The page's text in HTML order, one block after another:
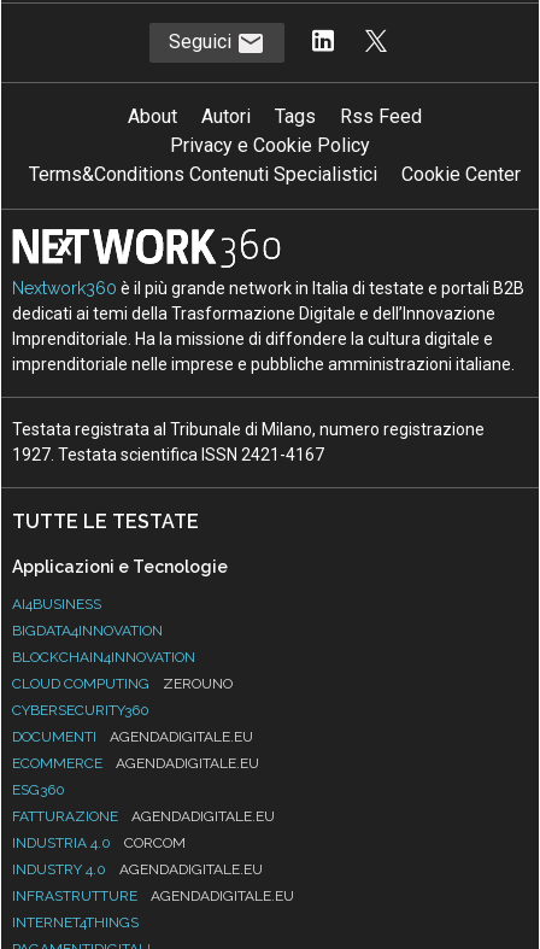
Seguici
About Autori Tags
Rss Feed
Privacy e Cookie Policy
Terms&Conditions Contenuti Specialistici
Cookie Center
Nextwork360 è il più grande network in Italia di testate e portali B2B
dedicati ai temi della Trasformazione Digitale e dell’Innovazione
Imprenditoriale. Ha la missione di diffondere la cultura digitale e
imprenditoriale nelle imprese e pubbliche amministrazioni italiane.
Testata registrata al Tribunale di Milano, numero registrazione
1927. Testata scientifica ISSN 2421-4167
TUTTE LE TESTATE
Applicazioni e Tecnologie
AI4BUSINESS
BIGDATA4INNOVATION
BLOCKCHAIN4INNOVATION
CLOUD COMPUTING
ZEROUNO
CYBERSECURITY360
DOCUMENTI
AGENDADIGITALE.EU
ECOMMERCE
AGENDADIGITALE.EU
ESG360
FATTURAZIONE
AGENDADIGITALE.EU
INDUSTRIA 4.0
CORCOM
INDUSTRY 4.0
AGENDADIGITALE.EU
INFRASTRUTTURE
AGENDADIGITALE.EU
INTERNET4THINGS